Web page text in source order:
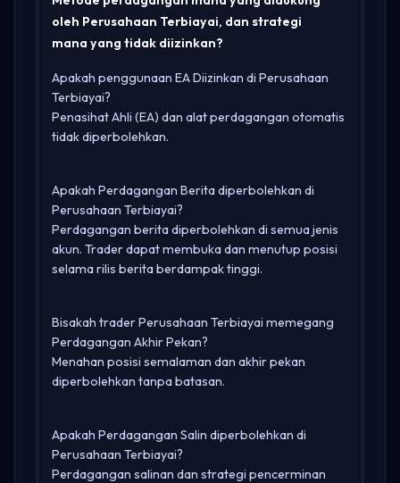
oleh Perusahaan Terbiayai, dan strategi
mana yang tidak diizinkan?
Apakah penggunaan EA Diizinkan di Perusahaan
Terbiayai?
Penasihat Ahli (EA) dan alat perdagangan otomatis
tidak diperbolehkan.
Apakah Perdagangan Berita diperbolehkan di
Perusahaan Terbiayai?
Perdagangan berita diperbolehkan di semua jenis
akun. Trader dapat membuka dan menutup posisi
selama rilis berita berdampak tinggi.
Bisakah trader Perusahaan Terbiayai memegang
Perdagangan Akhir Pekan?
Menahan posisi semalaman dan akhir pekan
diperbolehkan tanpa batasan.
Apakah Perdagangan Salin diperbolehkan di
Perusahaan Terbiayai?
Perdagangan salinan dan strategi pencerminan